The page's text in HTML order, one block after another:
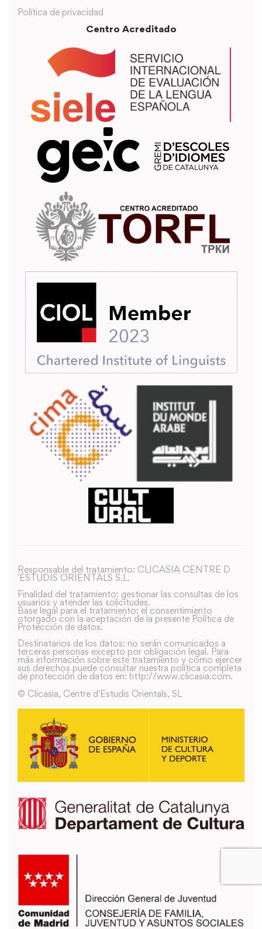
Política de privacidad
Centro Acreditado
Responsable del tratamiento: CLICASIA CENTRE D
´ESTUDIS ORIENTALS S.L.
Finalidad del tratamiento: gestionar las consultas de los
usuarios y atender las solicitudes.
Base legal para el tratamiento: el consentimiento
otorgado con la aceptación de la presente Política de
Protección de datos.
Destinatarios de los datos: no serán comunicados a
terceras personas excepto por obligación legal. Para
más información sobre este tratamiento y como ejercer
sus derechos puede consultar nuestra política completa
de protección de datos en: http://www.clicasia.com.
© Clicasia, Centre d'Estudis Orientals, SL